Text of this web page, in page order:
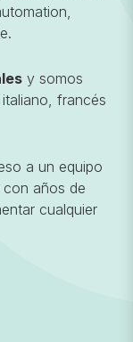
y somos
francés
a un equipo
con años de
cualquier